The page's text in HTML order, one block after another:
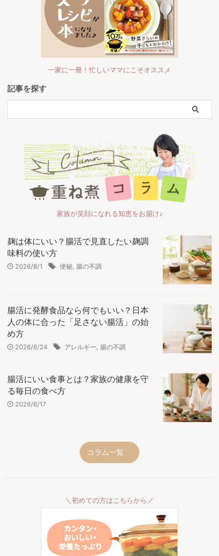
一家に一冊！忙しいママにこそオススメ
記事を探す
家族が笑顔になれる知恵をお届け♪
麹は体にいい？腸活で見直したい麹調
味料の使い方
2026/8/1 便秘, 腸の不調
腸活に発酵食品なら何でもいい？日本
人の体に合った「足さない腸活」の始
め方
2026/6/24 アレルギー, 腸の不調
腸活にいい食事とは？家族の健康を守
る毎日の食べ方
2026/6/17
コラム一覧
＼初めての方はこちらから／